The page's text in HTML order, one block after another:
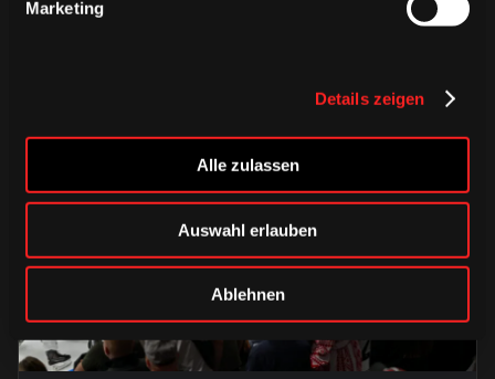
Marketing
Details zeigen
Alle zulassen
Auswahl erlauben
Ablehnen